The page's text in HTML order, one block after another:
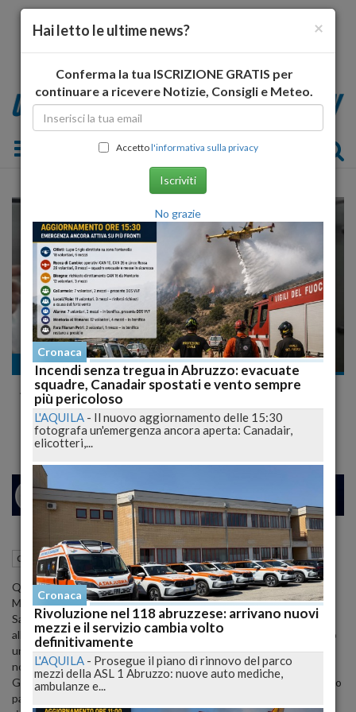
Toggle navigation
Cronaca
Addio a Diego Sarchiapone, il Creatore della
Celebre 'Pizza Guardiese'
MILANO 24
Cronaca Guardiagrele (CH) 19 Settembre 2023 11:43
Questa sera alle 16, nella suggestiva cornice della chiesa di Santa
Maria Maggiore, si terranno i commossi funerali di Diego
Sarchiapone, un pizzaiolo talentuoso scomparso prematuramente
all'età di 36 anni a causa di una lunga e coraggiosa battaglia contro
una grave malattia. Diego era il volto di "Gli artigiani della pizza," un
noto locale gastronomico situato in via San Giovanni a
Guardiagrele. Nonostante la sua giovane età, Diego aveva già fatto
parlare di sé nel mondo della cucina, guadagnandosi diversi
×
Hai letto le ultime news?
Conferma la tua ISCRIZIONE GRATIS per
continuare a ricevere Notizie, Consigli e Meteo.
Accettol'informativa sulla privacy
Iscriviti
No grazie
Cronaca
Incendi senza tregua in Abruzzo: evacuate
squadre, Canadair spostati e vento sempre
più pericoloso
L'AQUILA - Il nuovo aggiornamento delle 15:30
fotografa un'emergenza ancora aperta: Canadair,
elicotteri,...
Cronaca
Rivoluzione nel 118 abruzzese: arrivano nuovi
mezzi e il servizio cambia volto
definitivamente
L'AQUILA - Prosegue il piano di rinnovo del parco
mezzi della ASL 1 Abruzzo: nuove auto mediche,
ambulanze e...